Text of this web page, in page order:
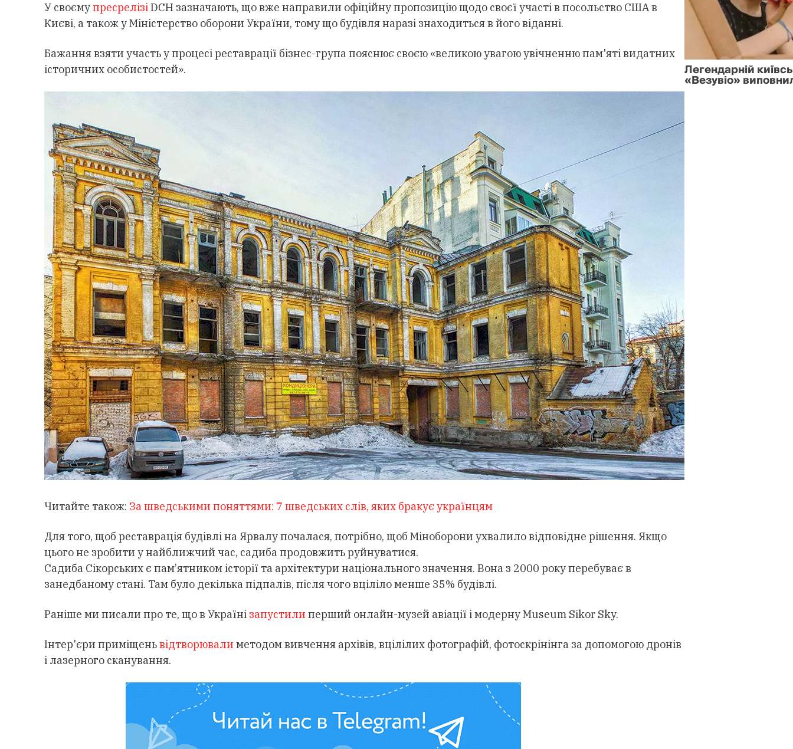
У своємупресрелізіDCH зазначають, що вже направили офіційну пропозицію щодо своєї участі в посольство США в
Києві, а також у Міністерство оборони України, тому що будівля наразі знаходиться в його віданні.
Бажання взяти участь у процесі реставрації бізнес-група пояснює своєю «великою увагою увічненню пам'яті видатних
історичних особистостей».
Читайте також: За шведськими поняттями: 7 шведських слів, яких бракує українцям
Для того, щоб реставрація будівлі на Ярвалу почалася, потрібно, щоб Міноборони ухвалило відповідне рішення. Якщо
цього не зробити у найближчий час, садиба продовжить руйнуватися.
Садиба Сікорських є пам’ятником історії та архітектури національного значення. Вона з 2000 року перебуває в
занедбаному стані. Там було декілька підпалів, після чого вціліло менше 35% будівлі.
Раніше ми писали про те, що в Україні запустили перший онлайн-музей авіації і модерну Museum Sikor Sky.
Інтер'єри приміщеньвідтворювали методом вивчення архівів, вцілілих фотографій, фотоскрінінга за допомогою дронів
і лазерного сканування.
Легендарній
«Везувіо»